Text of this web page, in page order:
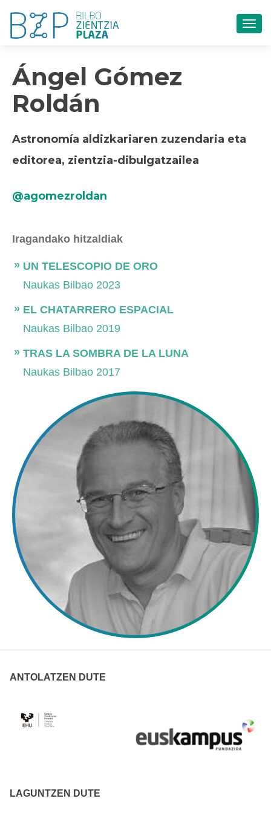
Ángel Gómez
Roldán
Astronomía aldizkariaren zuzendaria eta
editorea, zientzia-dibulgatzailea
@agomezroldan
Iragandako hitzaldiak
UN TELESCOPIO DE ORO
Naukas Bilbao 2023
EL CHATARRERO ESPACIAL
Naukas Bilbao 2019
TRAS LA SOMBRA DE LA LUNA
Naukas Bilbao 2017
ANTOLATZEN DUTE
LAGUNTZEN DUTE